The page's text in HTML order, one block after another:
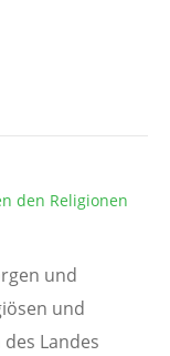
den Religionen
und
und
Landes